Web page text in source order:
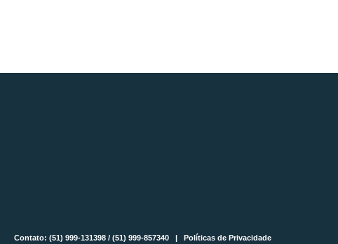
Contato: (51) 999-131398 / (51) 999-857340 | Políticas de Privacidade